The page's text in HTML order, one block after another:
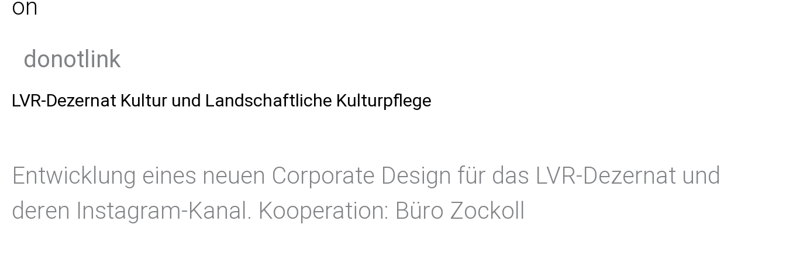
donotlink
LVR-Dezernat Kultur und Landschaftliche Kulturpflege
Entwicklung eines neuen Corporate Design für das LVR-Dezernat und
deren Instagram-Kanal. Kooperation: Büro Zockoll